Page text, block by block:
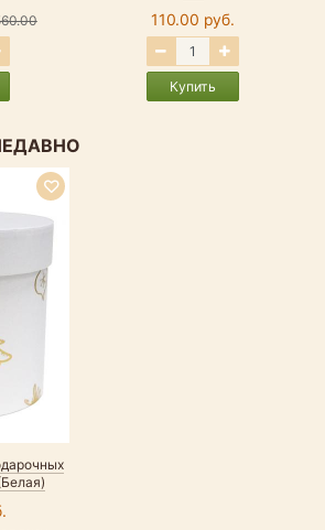
110.00 руб.
Купить